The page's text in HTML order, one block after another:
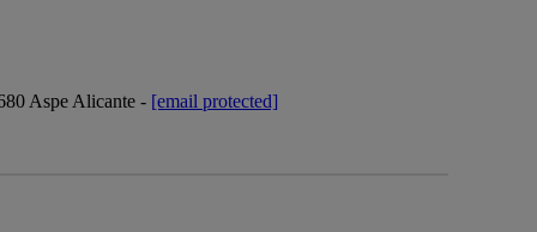
Aspe Alicante - [email protected]